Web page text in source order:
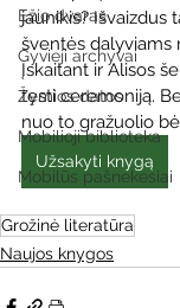
Ežio dvaras
Gyvieji archyvai
Žymios datos
Mobilioji biblioteka
Mobilūs pašnekesiai
jaunikis? Išvaizdus
šventės dalyviams
Įskaitant ir Alisos
tęsti ceremoniją.
nuo to gražuolio
Užsakyti knygą
Grožinė literatūra
Naujos knygos